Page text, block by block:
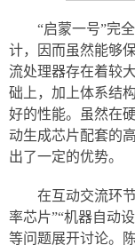
“启蒙一号”完
计，因而虽然能够
流处理器存在着较
础上，加上体系结
好的性能。虽然在
动生成芯片配套的
出了一定的优势。
在互动交流环
率芯片”“机器自动
等问题展开讨论。